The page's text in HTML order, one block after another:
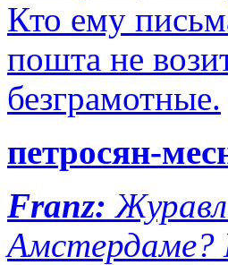
Кто ему
пошта не
безграмотные.
петросян-
Franz:
Амстердаме?